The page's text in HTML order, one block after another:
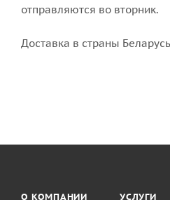
отправляются во вторник.
Доставка в страны
О КОМПАНИИ УСЛУГИ